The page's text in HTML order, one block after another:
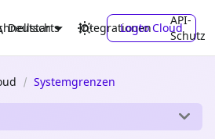
Integrationen
API-
Schutz
Deutsch Logto Cloud
Systemgrenzen